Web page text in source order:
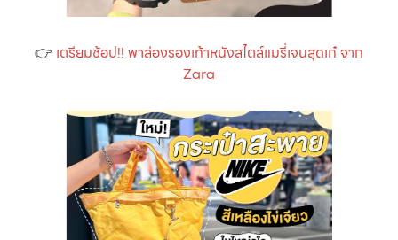
👉 เตรียมช้อป!! พาส่องรองเท้าหนังสไตล์แมรี่เจนสุดเก๋ จาก
Zara